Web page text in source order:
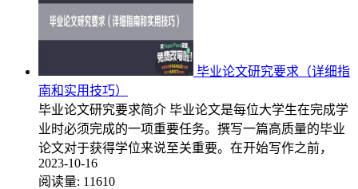
毕业论文研究要求（详细指
南和实用技巧）
毕业论文研究要求简介 毕业论文是每位大学生在完成学
业时必须完成的一项重要任务。撰写一篇高质量的毕业
论文对于获得学位来说至关重要。在开始写作之前，
2023-10-16
阅读量: 11610